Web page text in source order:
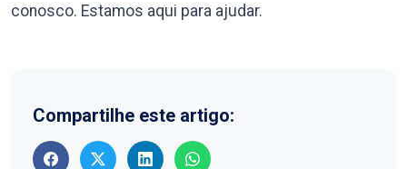
conosco. Estamos aqui para ajudar.
Compartilhe este artigo: